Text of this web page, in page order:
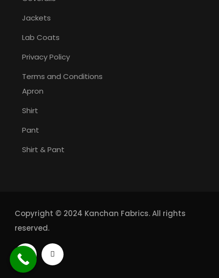
Jackets
Lab Coats
Privacy Policy
Terms and Conditions
Apron
Shirt
Pant
Shirt & Pant
Copyright © 2024 Kanchan Fabrics. All rights
reserved.